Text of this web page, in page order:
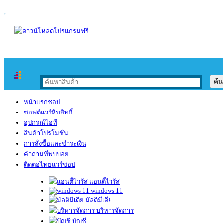
หน้าแรกชอป
ซอฟต์แวร์ลิขสิทธิ์
อุปกรณ์ไอที
สินค้าโปรโมชั่น
การสั่งซื้อและชำระเงิน
คำถามที่พบบ่อย
ติดต่อไทยแวร์ชอป
แอนตี้ไวรัส
windows 11
มัลติมีเดีย
บริหารจัดการ
บัญชี